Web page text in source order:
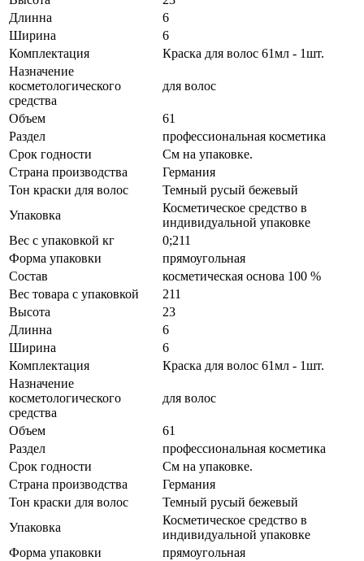
Длинна
6
Ширина
6
Комплектация
Краска для волос 61мл - 1шт.
Назначение
косметологического
средства
для волос
Объем
61
Раздел
профессиональная косметика
Срок годности
См на упаковке.
Страна производства
Германия
Тон краски для волос
Темный русый бежевый
Упаковка
Косметическое средство в
индивидуальной упаковке
Вес с упаковкой кг
0;211
Форма упаковки
прямоугольная
Состав
косметическая основа 100 %
Вес товара с упаковкой
211
Высота
23
Длинна
6
Ширина
6
Комплектация
Краска для волос 61мл - 1шт.
Назначение
косметологического
средства
для волос
Объем
61
Раздел
профессиональная косметика
Срок годности
См на упаковке.
Страна производства
Германия
Тон краски для волос
Темный русый бежевый
Упаковка
Косметическое средство в
индивидуальной упаковке
Форма упаковки
прямоугольная